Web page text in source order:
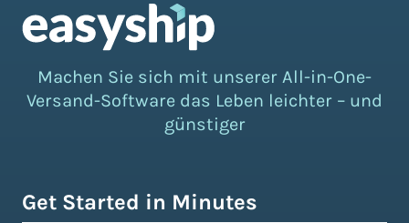
Machen Sie sich mit unserer All-in-One-
Versand-Software das Leben leichter – und
günstiger
Get Started in Minutes